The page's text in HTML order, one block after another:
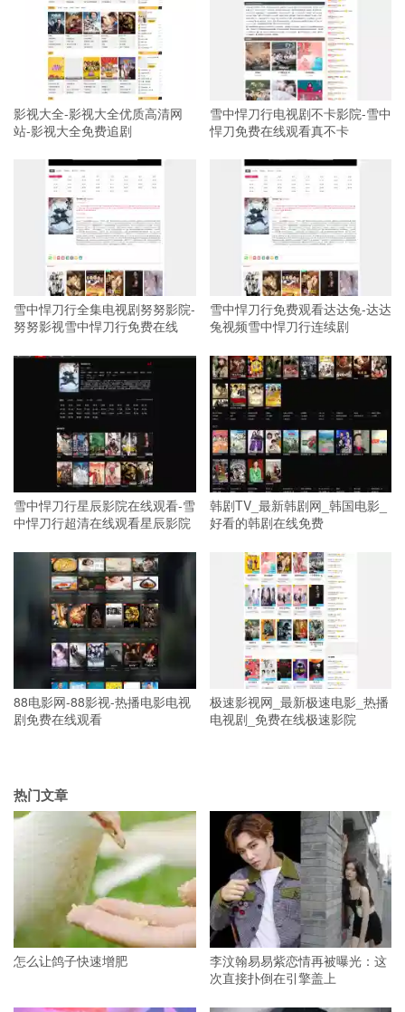
影视大全-影视大全优质高清网
站-影视大全免费追剧
雪中悍刀行电视剧不卡影院-雪中
悍刀免费在线观看真不卡
雪中悍刀行全集电视剧努努影院-
努努影视雪中悍刀行免费在线
雪中悍刀行免费观看达达兔-达达
兔视频雪中悍刀行连续剧
雪中悍刀行星辰影院在线观看-雪
中悍刀行超清在线观看星辰影院
韩剧TV_最新韩剧网_韩国电影_
好看的韩剧在线免费
88电影网-88影视-热播电影电视
剧免费在线观看
极速影视网_最新极速电影_热播
电视剧_免费在线极速影院
热门文章
怎么让鸽子快速增肥
李汶翰易易紫恋情再被曝光：这
次直接扑倒在引擎盖上